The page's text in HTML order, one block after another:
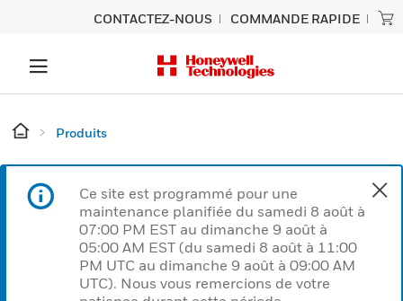
CONTACTEZ-NOUS COMMANDE RAPIDE
Produits
Ce site est programmé pour une
maintenance planifiée du samedi 8 août à
07:00 PM EST au dimanche 9 août à
05:00 AM EST (du samedi 8 août à 11:00
PM UTC au dimanche 9 août à 09:00 AM
UTC). Nous vous remercions de votre